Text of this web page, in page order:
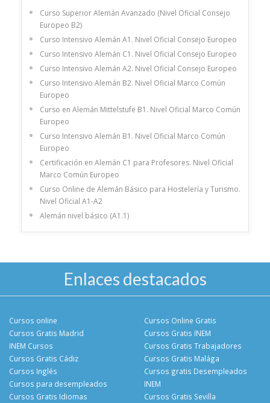
Curso Superior Alemán Avanzado (Nivel Oficial Consejo
Europeo B2)
Curso Intensivo Alemán A1. Nivel Oficial Consejo Europeo
Curso Intensivo Alemán C1. Nivel Oficial Consejo Europeo
Curso Intensivo Alemán A2. Nivel Oficial Consejo Europeo
Curso Intensivo Alemán B2. Nivel Oficial Marco Común
Europeo
Curso en Alemán Mittelstufe B1. Nivel Oficial Marco Común
Europeo
Curso Intensivo Alemán B1. Nivel Oficial Marco Común
Europeo
Certificación en Alemán C1 para Profesores. Nivel Oficial
Marco Común Europeo
Curso Online de Alemán Básico para Hostelería y Turismo.
Nivel Oficial A1-A2
Alemán nivel básico (A1.1)
Enlaces destacados
Cursos online
Cursos Gratis Madrid
INEM Cursos
Cursos Gratis Cádiz
Cursos Online Gratis
Cursos Gratis INEM
Cursos Gratis Trabajadores
Cursos Gratis Malága
Cursos Inglés
Cursos para desempleados
Cursos Gratis Idiomas
Cursos gratis Desempleados
INEM
Cursos Gratis Sevilla